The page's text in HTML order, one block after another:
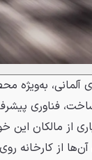
آلمانی، به‌ویژه
فناوری
از مالکان